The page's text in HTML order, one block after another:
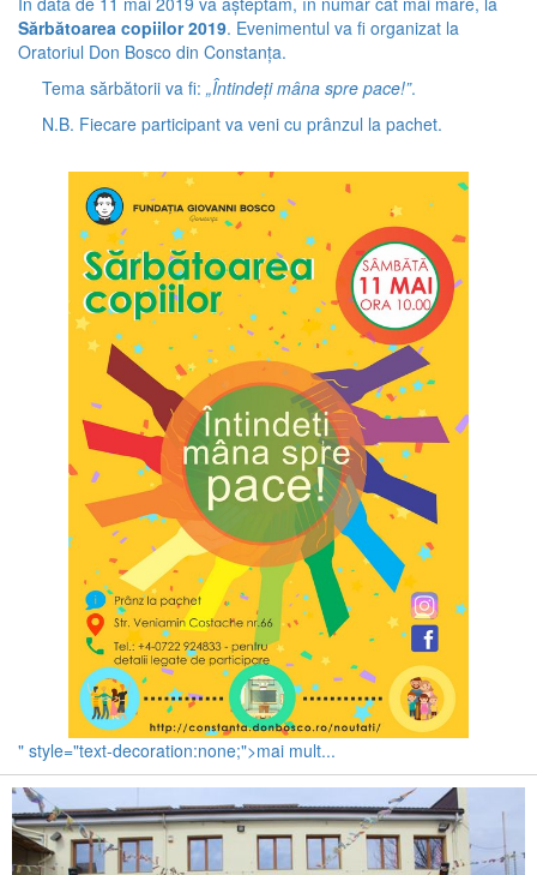
Sărbătoarea copiilor 2019. Evenimentul va fi organizat la
Oratoriul Don Bosco din Constanța.
Tema sărbătorii va fi: „Întindeți mâna spre pace!”.
N.B. Fiecare participant va veni cu prânzul la pachet.
" style="text-decoration:none;">mai mult...